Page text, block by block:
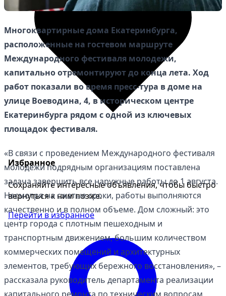
Избранное
Сохраняйте интересные объявления, чтобы быстро
вернуться к ним позже.
Перейти в избранное
Многоквартирные дома Екатеринбурга,
расположенные на гостевом маршруте
Международного фестиваля молодежи,
капитально отремонтируют до конца лета. Ход
работ показали во время пресс-тура в доме на
улице Воеводина, 4, в историческом центре
Екатеринбурга рядом с одной из ключевых
площадок фестиваля.
«В связи с проведением Международного фестиваля
молодежи подрядным организациям поставлена
задача завершить все наружные работы до 1 августа.
Несмотря на сжатые сроки, работы выполняются
качественно и в полном объеме. Дом сложный: это
центр города с плотным пешеходным и
транспортным движением, большим количеством
коммерческих помещений и архитектурных
элементов, требующих бережного восстановления», –
рассказала руководитель департамента реализации